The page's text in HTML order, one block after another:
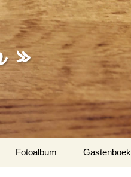
»
Fotoalbum Gastenboek